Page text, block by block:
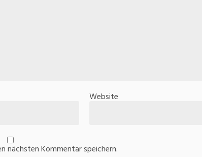
Website
nächsten Kommentar speichern.